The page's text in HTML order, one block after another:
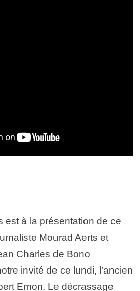
est à la présentation de ce
Mourad Aerts et
Charles de Bono
invité de ce lundi, l’ancien
Emon. Le décrassage